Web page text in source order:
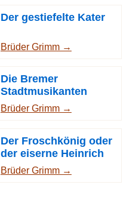
Der gestiefelte Kater
Brüder Grimm →
Die Bremer
Stadtmusikanten
Brüder Grimm →
Der Froschkönig oder
der eiserne Heinrich
Brüder Grimm →